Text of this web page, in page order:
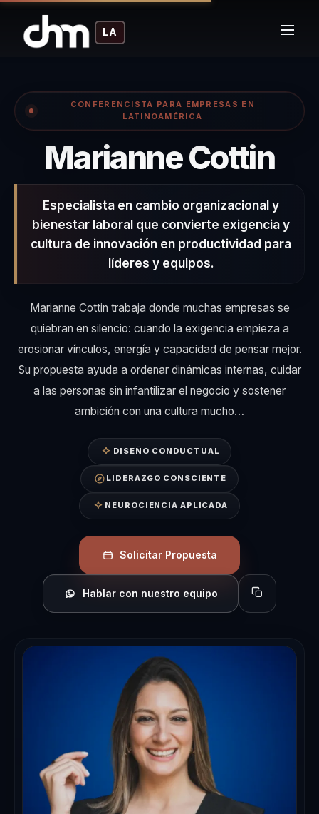
LA
CONFERENCISTA PARA EMPRESAS EN
LATINOAMÉRICA
Marianne Cottin–
Especialista en cambio organizacional y
bienestar laboral que convierte exigencia y
cultura de innovación en productividad para
líderes y equipos.
Marianne Cottin trabaja donde muchas empresas se
quiebran en silencio: cuando la exigencia empieza a
erosionar vínculos, energía y capacidad de pensar mejor.
Su propuesta ayuda a ordenar dinámicas internas, cuidar
a las personas sin infantilizar el negocio y sostener
ambición con una cultura mucho…
DISEÑO CONDUCTUAL
LIDERAZGO CONSCIENTE
NEUROCIENCIA APLICADA
Solicitar Propuesta
Hablar con nuestro equipo Copiar perfil